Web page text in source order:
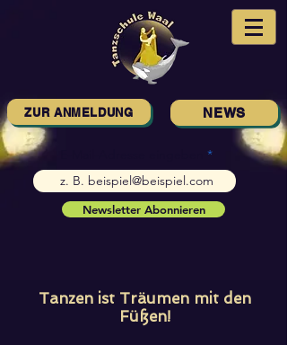
ZUR ANMELDUNG NEWS
Newsletter Abonnieren
Tanzen ist Träumen mit den
Füßen!